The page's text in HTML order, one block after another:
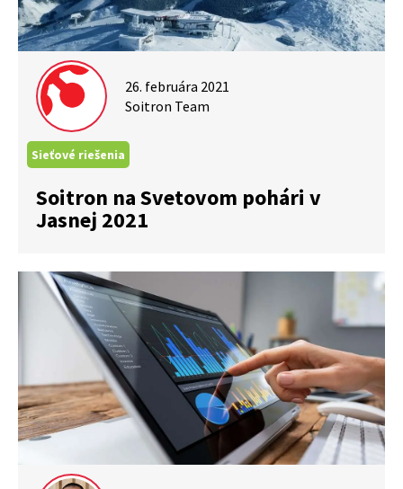
26. februára 2021
Soitron Team
Sieťové riešenia
Soitron na Svetovom pohári v
Jasnej 2021